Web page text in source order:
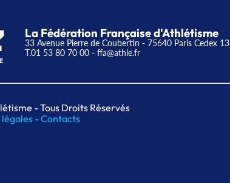
La Fédération Française d'Athlétisme
33 Avenue Pierre de Coubertin - 75640 Paris Cedex 13
T.01 53 80 70 00 - ffa@athle.fr
- Tous Droits Réservés
-Contacts